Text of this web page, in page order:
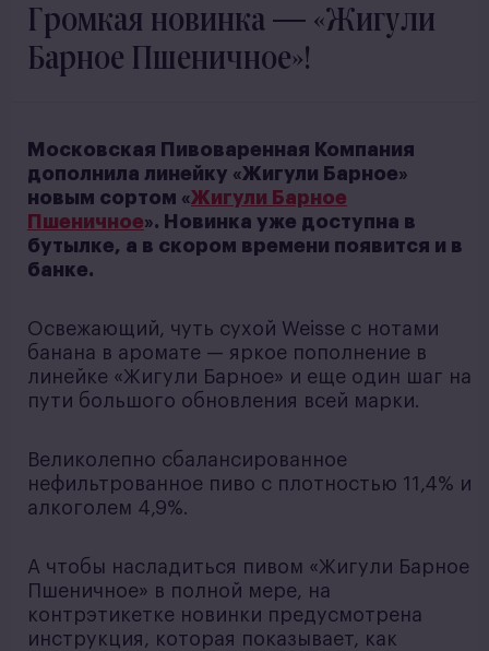
Громкая новинка — «Жигули
Барное Пшеничное»!
Московская Пивоваренная Компания
дополнила линейку «Жигули Барное»
новым сортом «Жигули Барное
Пшеничное». Новинка уже доступна в
бутылке, а в скором времени появится и в
банке.
Освежающий, чуть сухой Weisse с нотами
банана в аромате — яркое пополнение в
линейке «Жигули Барное» и еще один шаг на
пути большого обновления всей марки.
Великолепно сбалансированное
нефильтрованное пиво с плотностью 11,4% и
алкоголем 4,9%.
А чтобы насладиться пивом «Жигули Барное
Пшеничное» в полной мере, на
контрэтикетке новинки предусмотрена
инструкция, которая показывает, как